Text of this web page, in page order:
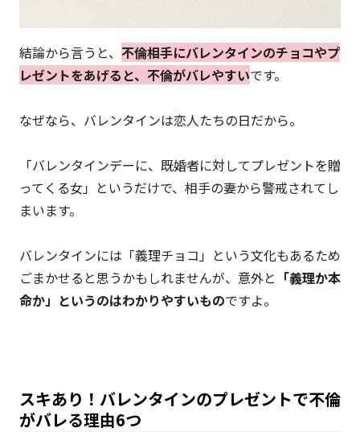
結論から言うと、 不倫相手にバレンタインのチョコやプ
レゼントをあげると、不倫がバレやすいです。
なぜなら、バレンタインは恋人たちの日だから。
「バレンタインデーに、既婚者に対してプレゼントを贈
ってくる女」というだけで、相手の妻から警戒されてし
まいます。
バレンタインには「義理チョコ」という文化もあるため
ごまかせると思うかもしれませんが、意外と 「義理か本
命か」というのはわかりやすいものですよ。
スキあり！バレンタインのプレゼントで不倫
がバレる理由6つ